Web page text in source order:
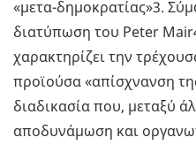
«μετα-δημοκρατίας»3.
διατύπωση του Peter
χαρακτηρίζει την
προϊούσα «απίσχνανση
διαδικασία που, μεταξύ
αποδυνάμωση και